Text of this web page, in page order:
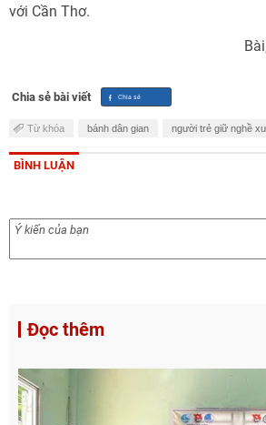
với Cần Thơ.
Chia sẻ bài viết
Từ khóa bánh dân gian người trẻ giữ nghề
BÌNH LUẬN
Đọc thêm